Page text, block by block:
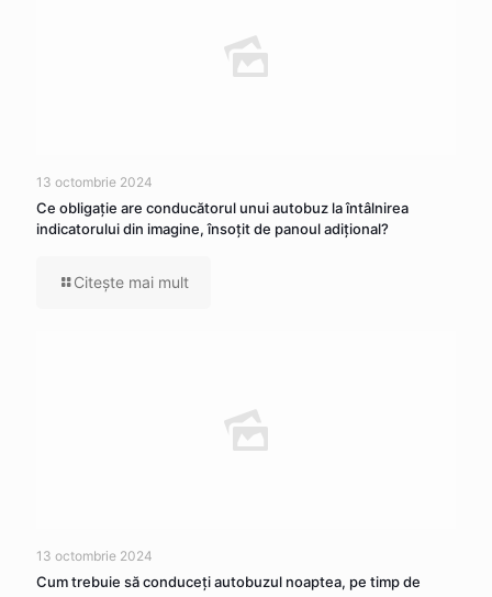
13 octombrie 2024
Ce obligaţie are conducătorul unui autobuz la întâlnirea
indicatorului din imagine, însoţit de panoul adiţional?
Citeşte mai mult
13 octombrie 2024
Cum trebuie să conduceţi autobuzul noaptea, pe timp de